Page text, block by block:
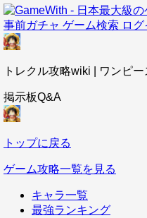
事前ガチャ ゲーム検索 ロ
トレクル攻略wiki | ワンピ
掲示板Q&A
トップに戻る
ゲーム攻略一覧を見る
キャラ一覧
最強ランキング